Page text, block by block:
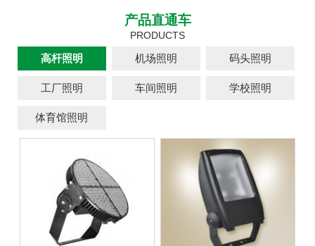
产品直通车
PRODUCTS
高杆照明 机场照明 码头照明
工厂照明 车间照明 学校照明
体育馆照明